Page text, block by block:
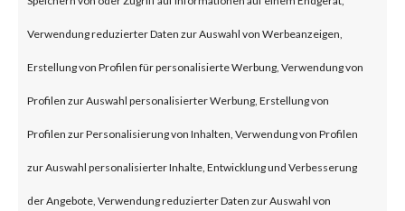
Verwendung reduzierter Daten zur Auswahl von Werbeanzeigen,
Erstellung von Profilen für personalisierte Werbung, Verwendung von
Profilen zur Auswahl personalisierter Werbung, Erstellung von
Profilen zur Personalisierung von Inhalten, Verwendung von Profilen
zur Auswahl personalisierter Inhalte, Entwicklung und Verbesserung
der Angebote, Verwendung reduzierter Daten zur Auswahl von